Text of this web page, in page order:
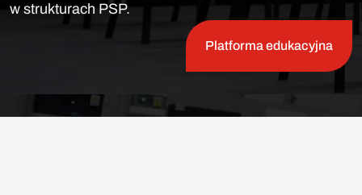
w strukturach PSP.
Platforma edukacyjna